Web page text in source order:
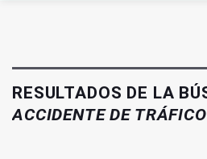
RESULTADOS DE LA
ACCIDENTE DE TRÁFICO